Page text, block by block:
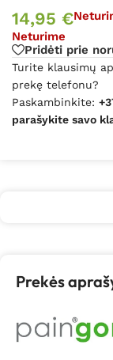
14,95 €
Neturime
Pridėti prie
Turite klausimų
prekę telefonu?
Paskambinkite:
parašykite savo
Prekės